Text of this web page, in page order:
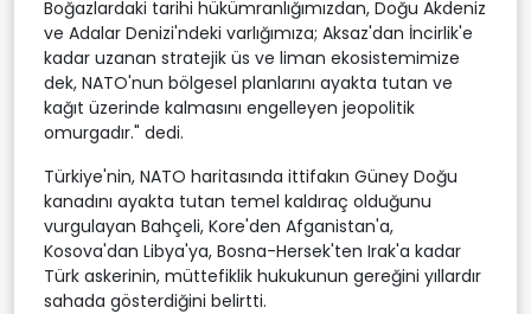
Boğazlardaki tarihi hükümranlığımızdan, Doğu Akdeniz
ve Adalar Denizi'ndeki varlığımıza; Aksaz'dan İncirlik'e
kadar uzanan stratejik üs ve liman ekosistemimize
dek, NATO'nun bölgesel planlarını ayakta tutan ve
kağıt üzerinde kalmasını engelleyen jeopolitik
omurgadır." dedi.
Türkiye'nin, NATO haritasında ittifakın Güney Doğu
kanadını ayakta tutan temel kaldıraç olduğunu
vurgulayan Bahçeli, Kore'den Afganistan'a,
Kosova'dan Libya'ya, Bosna-Hersek'ten Irak'a kadar
Türk askerinin, müttefiklik hukukunun gereğini yıllardır
sahada gösterdiğini belirtti.